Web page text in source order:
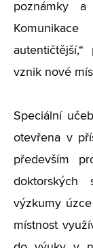
poznámky
vznik nové
Speciální
otevřena v
především
výzkumy
místnost